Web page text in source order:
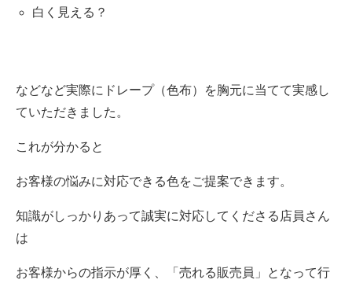
白く見える？
などなど実際にドレープ（色布）を胸元に当てて実感し
ていただきました。
これが分かると
お客様の悩みに対応できる色をご提案できます。
知識がしっかりあって誠実に対応してくださる店員さん
は
お客様からの指示が厚く、「売れる販売員」となって行